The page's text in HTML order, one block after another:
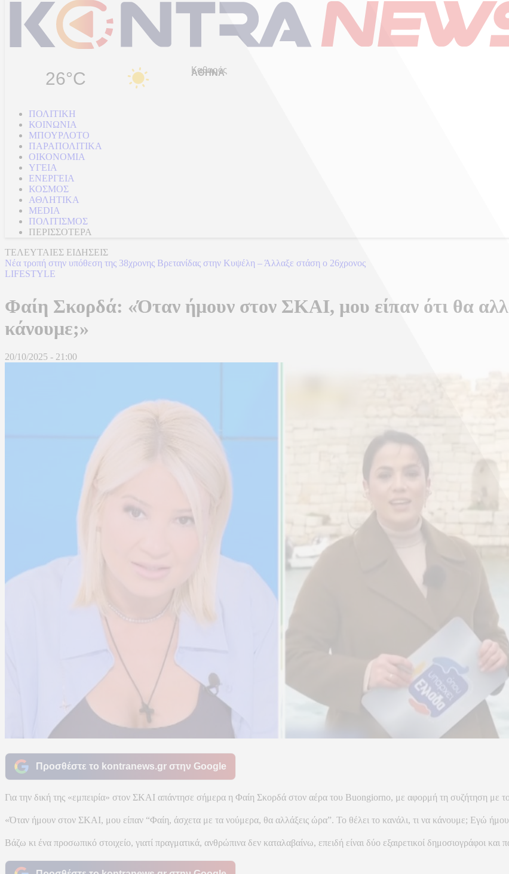
26°C Καθαρός
ΠΟΛΙΤΙΚΗ
ΚΟΙΝΩΝΙΑ
ΜΠΟΥΡΛΟΤΟ
ΠΑΡΑΠΟΛΙΤΙΚΑ
ΟΙΚΟΝΟΜΙΑ
ΥΓΕΙΑ
ΕΝΕΡΓΕΙΑ
ΚΟΣΜΟΣ
ΑΘΛΗΤΙΚΑ
MEDIA
ΠΟΛΙΤΙΣΜΟΣ
ΠΕΡΙΣΣΟΤΕΡΑ
ΤΕΛΕΥΤΑΙΕΣ ΕΙΔΗΣΕΙΣ
Νέα τροπή στην υπόθεση της 38χρονης Βρετανίδας στην Κυψέλη – Άλλαξε στάση ο 26χρονος
LIFESTYLE
Φαίη Σκορδά: «Όταν ήμουν στον ΣΚΑΙ, μου είπαν ότι θα
κάνουμε;»
20/10/2025 - 21:00
Προσθέστε το kontranews.gr στην Google
Για την δική της «εμπειρία» στον ΣΚΑΙ απάντησε σήμερα η Φαίη Σκορδά στον αέρα του Buongiorno, με αφορμή τη συζήτηση με
«Όταν ήμουν στον ΣΚΑΙ, μου είπαν “Φαίη, άσχετα με τα νούμερα, θα αλλάξεις ώρα”. Το θέλει το κανάλι, τι να κάνουμε; Εγώ
Βάζω κι ένα προσωπικό στοιχείο, γιατί πραγματικά, ανθρώπινα δεν καταλαβαίνω, επειδή είναι δύο εξαιρετικοί δημοσιογράφοι